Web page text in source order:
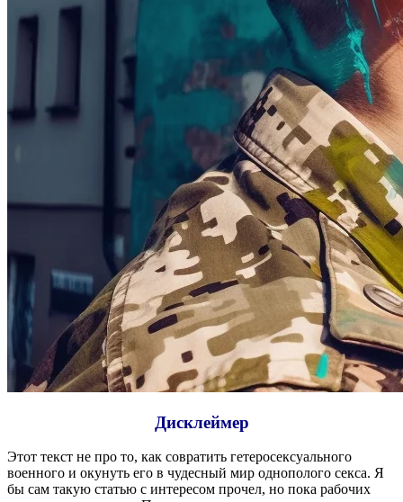
Дисклеймер
Этот текст не про то, как совратить гетеросексуального
военного и окунуть его в чудесный мир однополого секса. Я
бы сам такую статью с интересом прочел, но пока рабочих